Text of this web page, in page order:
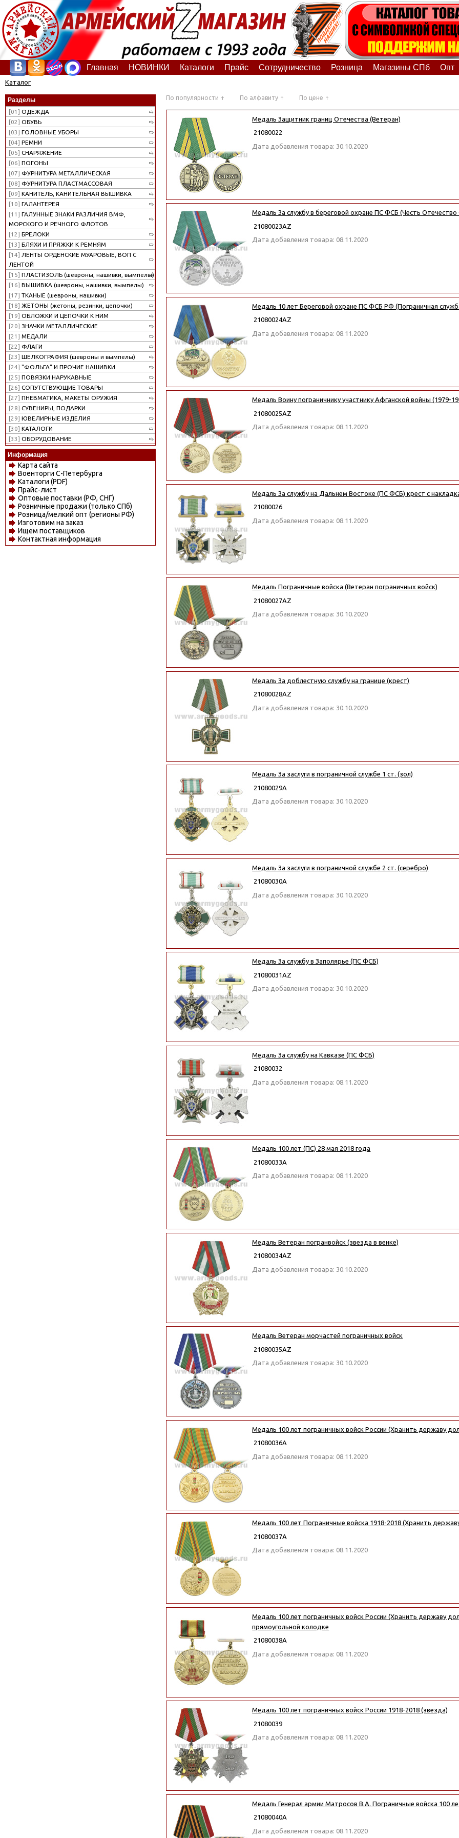
Главная НОВИНКИ Каталоги Прайс Сотрудничество Розница Магазины СПб Опт
Каталог
Разделы
[01] ОДЕЖДА
[02] ОБУВЬ
[03] ГОЛОВНЫЕ УБОРЫ
[04] РЕМНИ
[05] СНАРЯЖЕНИЕ
[06] ПОГОНЫ
[07] ФУРНИТУРА МЕТАЛЛИЧЕСКАЯ
[08] ФУРНИТУРА ПЛАСТМАССОВАЯ
[09] КАНИТЕЛЬ, КАНИТЕЛЬНАЯ ВЫШИВКА
[10] ГАЛАНТЕРЕЯ
[11] ГАЛУННЫЕ ЗНАКИ РАЗЛИЧИЯ ВМФ,
МОРСКОГО И РЕЧНОГО ФЛОТОВ
[12] БРЕЛОКИ
[13] БЛЯХИ И ПРЯЖКИ К РЕМНЯМ
[14] ЛЕНТЫ ОРДЕНСКИЕ МУАРОВЫЕ, ВОП С
ЛЕНТОЙ
[15] ПЛАСТИЗОЛЬ (шевроны, нашивки, вымпелы)
[16] ВЫШИВКА (шевроны, нашивки, вымпелы)
[17] ТКАНЫЕ (шевроны, нашивки)
[18] ЖЕТОНЫ (жетоны, резинки, цепочки)
[19] ОБЛОЖКИ И ЦЕПОЧКИ К НИМ
[20] ЗНАЧКИ МЕТАЛЛИЧЕСКИЕ
[21] МЕДАЛИ
[22] ФЛАГИ
[23] ШЕЛКОГРАФИЯ (шевроны и вымпелы)
[24] "ФОЛЬГА" И ПРОЧИЕ НАШИВКИ
[25] ПОВЯЗКИ НАРУКАВНЫЕ
[26] СОПУТСТВУЮЩИЕ ТОВАРЫ
[27] ПНЕВМАТИКА, МАКЕТЫ ОРУЖИЯ
[28] СУВЕНИРЫ, ПОДАРКИ
[29] ЮВЕЛИРНЫЕ ИЗДЕЛИЯ
[30] КАТАЛОГИ
[33] ОБОРУДОВАНИЕ
Информация
Карта сайта
Военторги С-Петербурга
Каталоги (PDF)
Прайс-лист
Оптовые поставки (РФ, СНГ)
Розничные продажи (только СПб)
Розница/мелкий опт (регионы РФ)
Изготовим на заказ
Ищем поставщиков
Контактная информация
По популярности По алфавиту По цене
Медаль Защитник границ Отечества (Ветеран)
21080022
Дата добавления товара: 30.10.2020
Медаль За службу в береговой охране ПС ФСБ (Честь Отечество
21080023АZ
Дата добавления товара: 08.11.2020
Медаль 10 лет Береговой охране ПС ФСБ РФ (Пограничная
21080024АZ
Дата добавления товара: 08.11.2020
Медаль Воину пограничнику участнику Афганской войны (1979-
21080025АZ
Дата добавления товара: 08.11.2020
Медаль За службу на Дальнем Востоке (ПС ФСБ) крест с
21080026
Дата добавления товара: 08.11.2020
Медаль Пограничные войска (Ветеран пограничных войск)
21080027АZ
Дата добавления товара: 30.10.2020
Медаль За доблестную службу на границе (крест)
21080028АZ
Дата добавления товара: 30.10.2020
Медаль За заслуги в пограничной службе 1 ст. (зол)
21080029А
Дата добавления товара: 30.10.2020
Медаль За заслуги в пограничной службе 2 ст. (серебро)
21080030А
Дата добавления товара: 30.10.2020
Медаль За службу в Заполярье (ПС ФСБ)
21080031АZ
Дата добавления товара: 30.10.2020
Медаль За службу на Кавказе (ПС ФСБ)
21080032
Дата добавления товара: 08.11.2020
Медаль 100 лет (ПС) 28 мая 2018 года
21080033А
Дата добавления товара: 08.11.2020
Медаль Ветеран погранвойск (звезда в венке)
21080034АZ
Дата добавления товара: 30.10.2020
Медаль Ветеран морчастей пограничных войск
21080035АZ
Дата добавления товара: 30.10.2020
Медаль 100 лет пограничных войск России (Хранить державу
21080036А
Дата добавления товара: 08.11.2020
Медаль 100 лет Пограничные войска 1918-2018 (Хранить
21080037А
Дата добавления товара: 08.11.2020
Медаль 100 лет пограничных войск России (Хранить державу
прямоугольной колодке
21080038А
Дата добавления товара: 08.11.2020
Медаль 100 лет пограничных войск России 1918-2018 (звезда)
21080039
Дата добавления товара: 08.11.2020
Медаль Генерал армии Матросов В.А. Пограничные войска 100
21080040А
Дата добавления товара: 08.11.2020